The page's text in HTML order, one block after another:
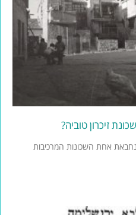
זיכרון טוביה?